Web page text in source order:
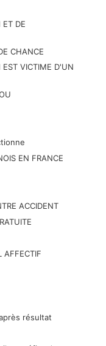
ET DE
CHANCE
EST VICTIME D'UN
EN FRANCE
ACCIDENT
AFFECTIF
résultat